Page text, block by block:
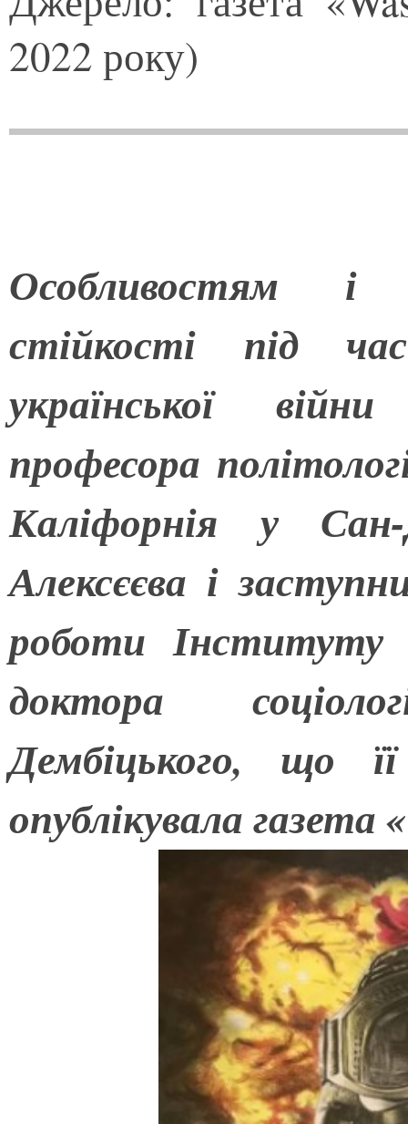
2022 року)
Особливостям і
стійкості під
української
професора
Каліфорнія у
Алексєєва і
роботи Інституту
доктора
Дембіцького, що
опублікувала газета